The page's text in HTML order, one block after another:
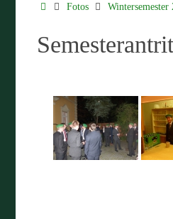
StartFotos Wintersemester